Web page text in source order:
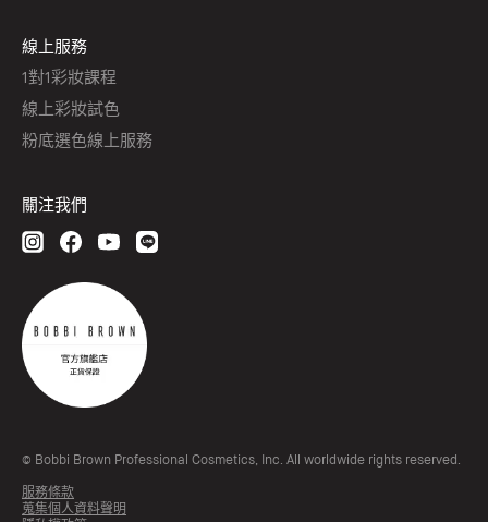
線上服務
1對1彩妝課程
線上彩妝試色
粉底選色線上服務
關注我們
© Bobbi Brown Professional Cosmetics, Inc. All worldwide rights reserved.
服務條款
蒐集個人資料聲明